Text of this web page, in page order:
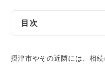
債権回収
IT・ネット
資金調達
目次
法律事務所｜弁護
摂津市やその近隣には、相